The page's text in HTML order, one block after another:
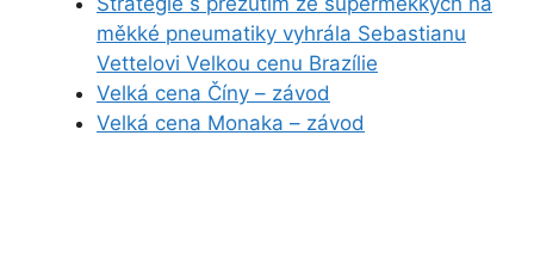
měkké pneumatiky vyhrála Sebastianu
Vettelovi Velkou cenu Brazílie
Velká cena Číny – závod
Velká cena Monaka – závod